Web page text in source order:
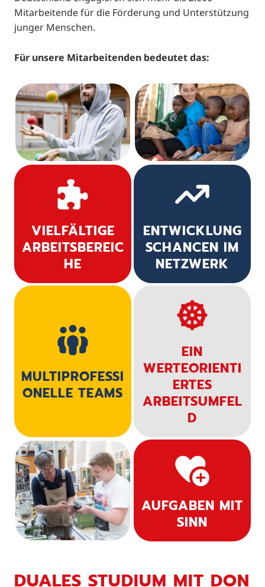
Mitarbeitende für die Förderung und Unterstützung
junger Menschen.
Für unsere Mitarbeitenden bedeutet das:
VIELFÄLTIGE
ARBEITSBEREIC
HE
ENTWICKLUNG
SCHANCEN IM
NETZWERK
MULTIPROFESSI
ONELLE TEAMS
EIN
WERTEORIENTI
ERTES
ARBEITSUMFEL
D
AUFGABEN MIT
SINN
DUALES STUDIUM MIT DON